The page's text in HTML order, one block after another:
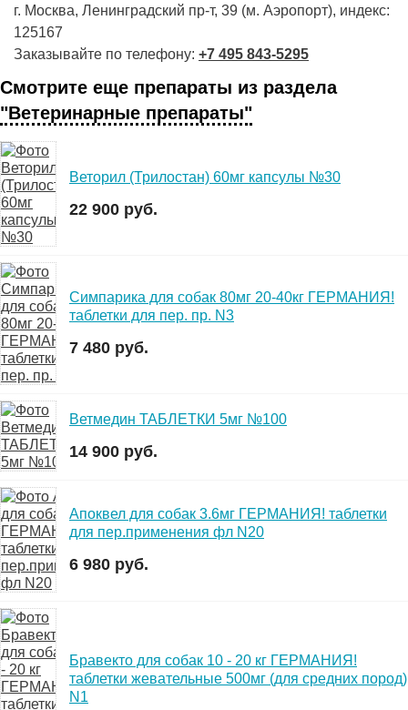
г. Москва, Ленинградский пр-т, 39 (м. Аэропорт), индекс:
125167
Заказывайте по телефону: +7 495 843-5295
Смотрите еще препараты из раздела
"Ветеринарные препараты"
Веторил (Трилостан) 60мг капсулы №30
22 900 руб.
Симпарика для собак 80мг 20-40кг ГЕРМАНИЯ!
таблетки для пер. пр. N3
7 480 руб.
Ветмедин ТАБЛЕТКИ 5мг №100
14 900 руб.
Апоквел для собак 3.6мг ГЕРМАНИЯ! таблетки
для пер.применения фл N20
6 980 руб.
Бравекто для собак 10 - 20 кг ГЕРМАНИЯ!
таблетки жевательные 500мг (для средних пород)
N1